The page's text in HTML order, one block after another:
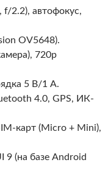
2.2), автофокус,
OV5648).
720p
5 В/1 А.
4.0, GPS, ИК-
карт (Micro + Mini),
9 (на базе Android